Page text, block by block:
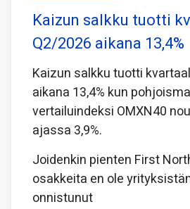
Kaizun salkku tuotti
Q2/2026 aikana 13,4%
Kaizun salkku tuotti
aikana 13,4% kun
vertailuindeksi OMXN40
ajassa 3,9%.
Joidenkin pienten First
osakkeita en ole
onnistunut